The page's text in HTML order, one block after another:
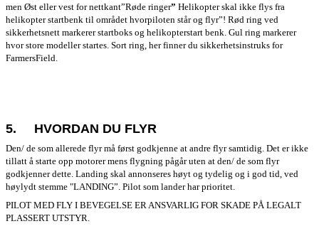
men Øst eller vest for nettkant”Røde ringer” Helikopter skal ikke flys fra
helikopter startbenk til området hvorpiloten står og flyr”! Rød ring ved
sikkerhetsnett markerer startboks og helikopterstart benk. Gul ring markerer
hvor store modeller startes. Sort ring, her finner du sikkerhetsinstruks for
FarmersField.
5. HVORDAN DU FLYR
Den/ de som allerede flyr må først godkjenne at andre flyr samtidig. Det er ikke
tillatt å starte opp motorer mens flygning pågår uten at den/ de som flyr
godkjenner dette. Landing skal annonseres høyt og tydelig og i god tid, ved
høylydt stemme "LANDING”. Pilot som lander har prioritet.
PILOT MED FLY I BEVEGELSE ER ANSVARLIG FOR SKADE PÅ LEGALT
PLASSERT UTSTYR.